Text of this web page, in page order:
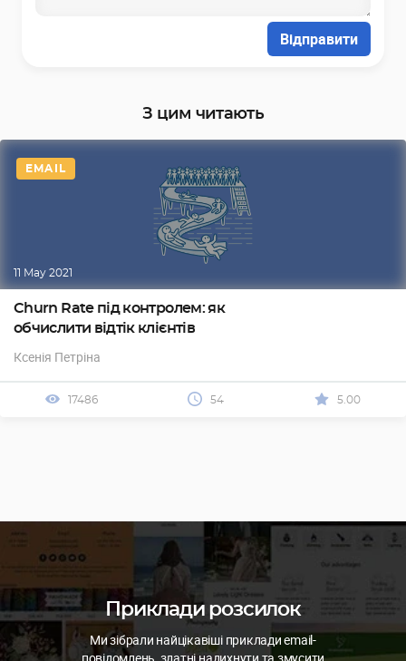
Відправити
З цим читають
EMAIL
11 May 2021
Churn Rate під контролем: як
обчислити відтік клієнтів
Ксенія Петріна
17486 54 5.00
Приклади розсилок
Ми зібрали найцікавіші приклади email-